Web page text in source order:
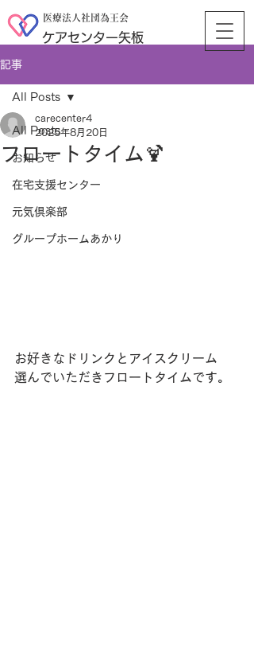
医療法人社団為王会
ケアセンター矢板
記事
All Posts
お知らせ
在宅支援センター
元気倶楽部
グループホームあかり
All Posts
フロートタイム🍹
carecenter4
2025年8月20日
お好きなドリンクとアイスクリーム
選んでいただきフロートタイムです。